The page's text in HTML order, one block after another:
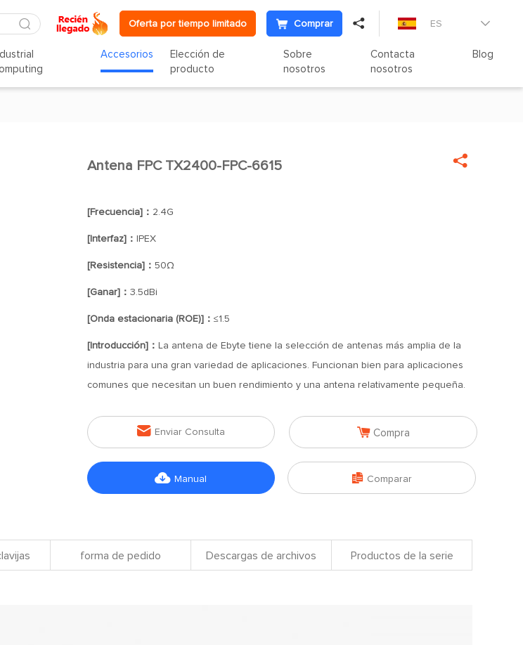
Oferta por tiempo limitado Comprar  ES 
Accesorios
Elección de
producto
Sobre
nosotros
Contacta
nosotros
Blog
Antena FPC TX2400-FPC-6615 
[Frecuencia]： 2.4G
[Interfaz]： IPEX
[Resistencia]： 50Ω
[Ganar]： 3.5dBi
[Onda estacionaria (ROE)]： ≤1.5
[Introducción]： La antena de Ebyte tiene la selección de antenas más amplia de la
industria para una gran variedad de aplicaciones. Funcionan bien para aplicaciones
comunes que necesitan un buen rendimiento y una antena relativamente pequeña.
 Enviar Consulta  Compra
 Manual  Comparar
forma de pedido Descargas de archivos Productos de la serie